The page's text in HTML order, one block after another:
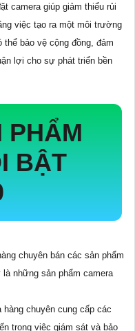
camera giúp giảm thiểu rủi
việc tạo ra một môi trường
bảo vệ cộng đồng, đảm
lợi cho sự phát triển bền
PHẨM
BẬT
chuyên bán các sản phẩm
những sản phẩm camera
chuyên cung cấp các
trong việc giám sát và bảo